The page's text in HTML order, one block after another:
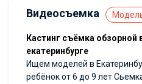
Видеосъемка
Кастинг съёмка обзорной
екатеринбурге
Ищем моделей в
ребёнок от 6 до 9 лет